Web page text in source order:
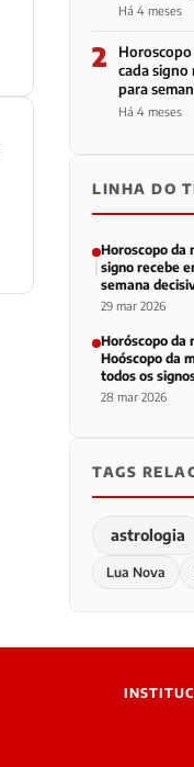
Há 4 meses
2
cada signo
para
Há 4 meses
LINHA DO
Horoscopo da
signo recebe
semana
29 mar 2026
Horóscopo da
Hoóscopo da
todos os
28 mar 2026
TAGS
astrologia
Lua Nova